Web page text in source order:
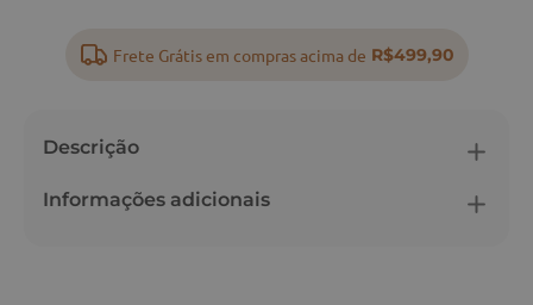
Frete Grátis em compras acima de R$499,90
Descrição
Informações adicionais